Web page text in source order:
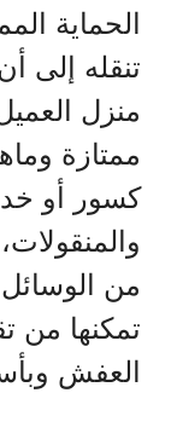
الحماية
تنقله إلى
منزل
ممتازة
كسور أو
من الوسائل
تمكنها من
العفش